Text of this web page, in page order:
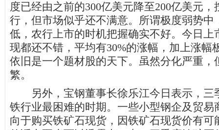
度已经由之前的300亿美元降至200亿美元，
行，但市场似乎还不满意。所谓极度弱势中
低，农行上市的时机把握确实不好。今日上
现都还不错，平均有30%的涨幅，加上涨幅
依旧是一个题材股的天下。虽然分化严重，
繁。
另外，宝钢董事长徐乐江今日表示，三
铁行业最困难的时期。一些小型钢企及贸易
向于购买铁矿石现货，因铁矿石现货价有可